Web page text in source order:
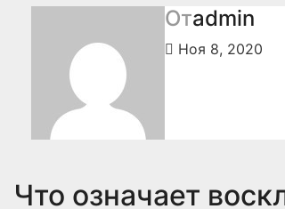
Отadmin
Ноя 8, 2020
Что означает